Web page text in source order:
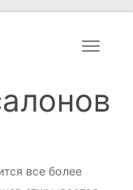
Toggle
все более